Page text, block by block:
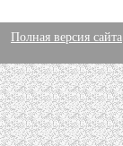
Полная версия сайта